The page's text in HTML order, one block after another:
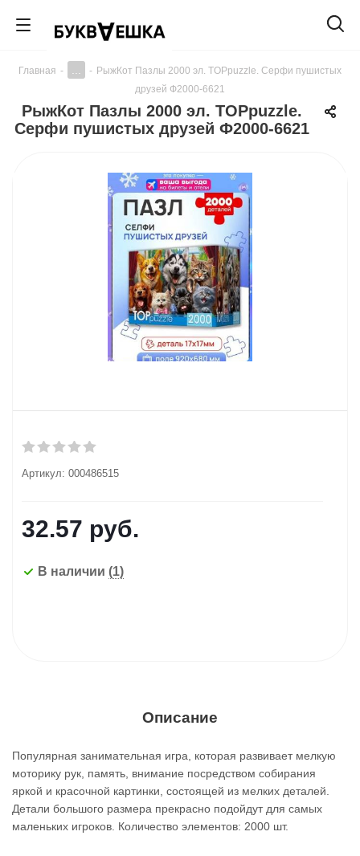
Главная - - РыжКот Пазлы 2000 эл. TOPpuzzle. Серфи пушистых
друзей Ф2000-6621
РыжКот Пазлы 2000 эл. TOPpuzzle.
Серфи пушистых друзей Ф2000-6621
Артикул: 000486515
32.57 руб.
В наличии (1)
Описание
Популярная занимательная игра, которая развивает мелкую
моторику рук, память, внимание посредством собирания
яркой и красочной картинки, состоящей из мелких деталей.
Детали большого размера прекрасно подойдут для самых
маленьких игроков. Количество элементов: 2000 шт.